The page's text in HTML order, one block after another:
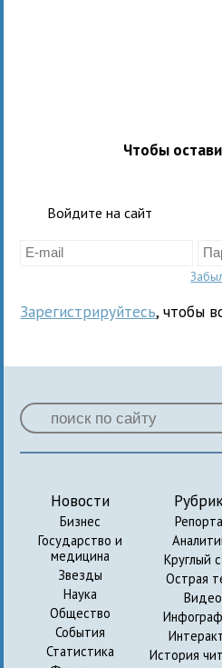
Чтобы
Войдите на сайт
Зарегистрируйтесь, чтобы
Новости
Бизнес
Государство и
медицина
Звезды
Наука
Общество
События
Статистика
Круглый
Острая
Видео
История